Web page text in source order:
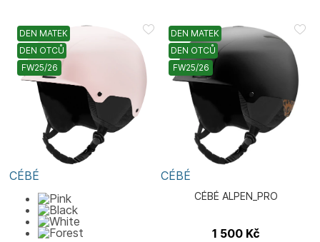
DEN MATEK
DEN OTCŮ
FW25/26
CÉBÉ
DEN MATEK
DEN OTCŮ
FW25/26
CÉBÉ
CÉBÉ ALPEN_PRO
1 500 Kč